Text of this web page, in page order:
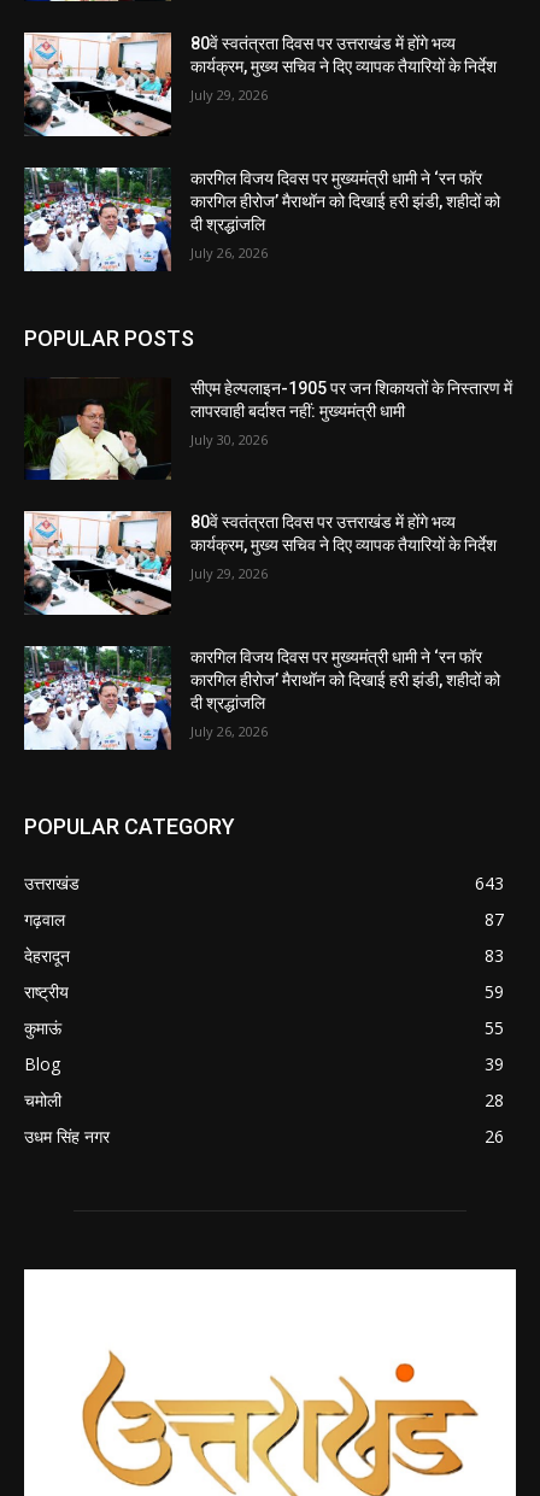
80वें स्वतंत्रता दिवस पर उत्तराखंड में होंगे भव्य
कार्यक्रम, मुख्य सचिव ने दिए व्यापक तैयारियों के निर्देश
July 29, 2026
कारगिल विजय दिवस पर मुख्यमंत्री धामी ने ‘रन फॉर
कारगिल हीरोज’ मैराथॉन को दिखाई हरी झंडी, शहीदों को
दी श्रद्धांजलि
July 26, 2026
POPULAR POSTS
सीएम हेल्पलाइन-1905 पर जन शिकायतों के निस्तारण में
लापरवाही बर्दाश्त नहीं: मुख्यमंत्री धामी
July 30, 2026
80वें स्वतंत्रता दिवस पर उत्तराखंड में होंगे भव्य
कार्यक्रम, मुख्य सचिव ने दिए व्यापक तैयारियों के निर्देश
July 29, 2026
कारगिल विजय दिवस पर मुख्यमंत्री धामी ने ‘रन फॉर
कारगिल हीरोज’ मैराथॉन को दिखाई हरी झंडी, शहीदों को
दी श्रद्धांजलि
July 26, 2026
POPULAR CATEGORY
उत्तराखंड
643
गढ़वाल
87
देहरादून
83
राष्ट्रीय
59
कुमाऊं
55
Blog
39
चमोली
28
उधम सिंह नगर
26